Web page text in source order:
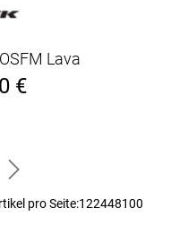
Lava
€
pro Seite:122448100